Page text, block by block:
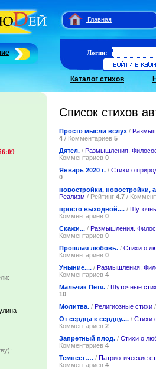
Главная
Логин:
Каталог стихов
Список стихов
Просто мысли вслух /
4 / Комментариев 5
Дятел. / Размышления.
Комментариев 0
Январь 2020 г. / Стихи о
0
новостройки, новостройки,
Реализм / Рейтинг 4.7 /
просто выходной.... /
Комментариев 0
Скажи... / Размышления.
Комментариев 0
Прошлая любовь. / Стихи о
Комментариев 0
Уныние.... / Размышления.
Комментариев 4
Мальчик Петя. / Шуточные
10
Молитва. / Религиозные стихи
От сердца к сердцу.... / Стихи
Комментариев 2
Запретный плод. / Стихи о
Комментариев 4
Темнеет…. / Патриотические
Комментариев 4